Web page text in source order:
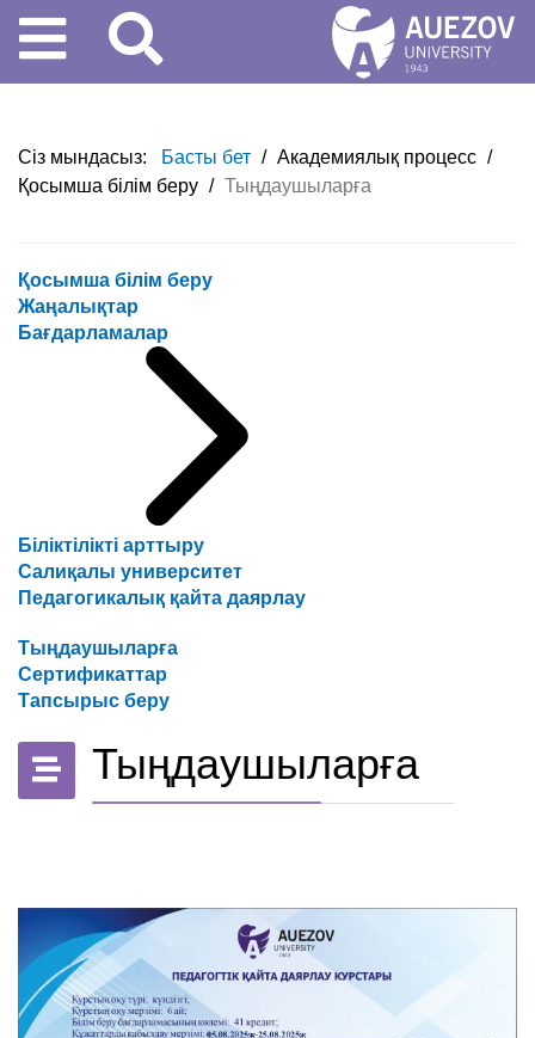
Сіз мындасыз: Басты бет / Академиялық процесс /
Қосымша білім беру / Тыңдаушыларға
Қосымша білім беру
Жаңалықтар
Бағдарламалар
Біліктілікті арттыру
Салиқалы университет
Педагогикалық қайта даярлау
Тыңдаушыларға
Сертификаттар
Тапсырыс беру
Тыңдаушыларға